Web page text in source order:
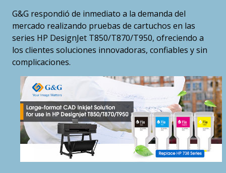
G&G respondió de inmediato a la demanda del
mercado realizando pruebas de cartuchos en las
series HP DesignJet T850/T870/T950, ofreciendo a
los clientes soluciones innovadoras, confiables y sin
complicaciones.